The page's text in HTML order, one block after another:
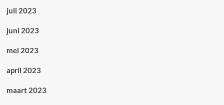
juli 2023
juni 2023
mei 2023
april 2023
maart 2023